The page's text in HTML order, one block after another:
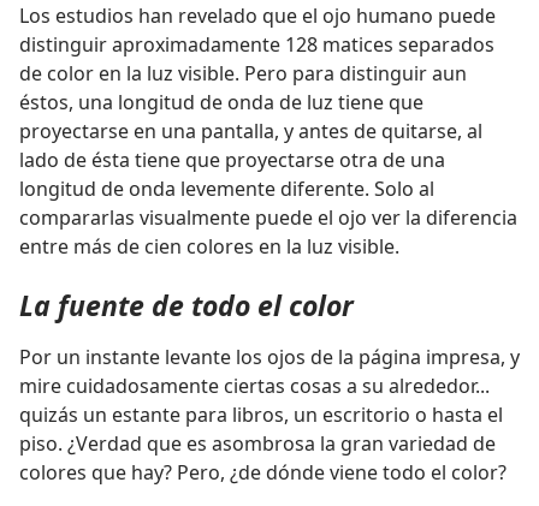
Los estudios han revelado que el ojo humano puede
distinguir aproximadamente 128 matices separados
de color en la luz visible. Pero para distinguir aun
éstos, una longitud de onda de luz tiene que
proyectarse en una pantalla, y antes de quitarse, al
lado de ésta tiene que proyectarse otra de una
longitud de onda levemente diferente. Solo al
compararlas visualmente puede el ojo ver la diferencia
entre más de cien colores en la luz visible.
La fuente de todo el color
Por un instante levante los ojos de la página impresa, y
mire cuidadosamente ciertas cosas a su alrededor...
quizás un estante para libros, un escritorio o hasta el
piso. ¿Verdad que es asombrosa la gran variedad de
colores que hay? Pero, ¿de dónde viene todo el color?